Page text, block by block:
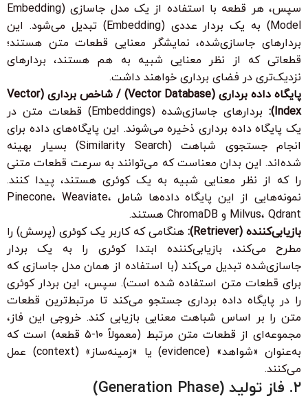
سپس، هر قطعه با استفاده از یک مدل جاسازی (Embedding
Model) به یک بردار عددی (Embedding) تبدیل می‌شود. این
بردارهای جاسازی‌شده، نمایشگر معنایی قطعات متن هستند؛
قطعاتی که از نظر معنایی شبیه به هم هستند، بردارهای
نزدیک‌تری در فضای برداری خواهند داشت.
پایگاه داده برداری (Vector Database) / شاخص برداری (Vector
Index):
بردارهای جاسازی‌شده (Embeddings) قطعات متن در
یک پایگاه داده برداری ذخیره می‌شوند. این پایگاه‌های داده برای
انجام جستجوی شباهت (Similarity Search) بسیار بهینه
شده‌اند. این بدان معناست که می‌توانند به سرعت قطعات متنی
را که از نظر معنایی شبیه به یک کوئری هستند، پیدا کنند.
نمونه‌هایی از این پایگاه داده‌ها شامل Pinecone، Weaviate،
Milvus، Qdrant و ChromaDB هستند.
بازیابی‌کننده (Retriever):
هنگامی که کاربر یک کوئری (پرسش) را
مطرح می‌کند، بازیابی‌کننده ابتدا کوئری را به یک بردار
جاسازی‌شده تبدیل می‌کند (با استفاده از همان مدل جاسازی که
برای قطعات متن استفاده شده است). سپس، این بردار کوئری
را در پایگاه داده برداری جستجو می‌کند تا مرتبط‌ترین قطعات
متن را بر اساس شباهت معنایی بازیابی کند. خروجی این فاز،
مجموعه‌ای از قطعات متن مرتبط (معمولاً ۱۰-۵ قطعه) است که
به‌عنوان «شواهد» (evidence) یا «زمینه‌ساز» (context) عمل
می‌کنند.
۲. فاز تولید (Generation Phase)